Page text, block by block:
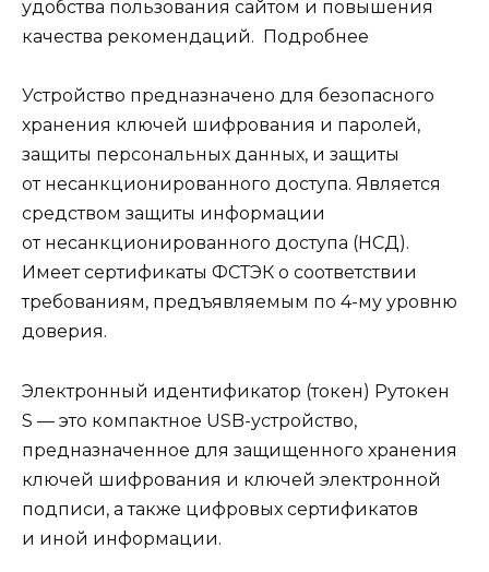
удобства пользования сайтом и повышения
качества рекомендаций. Подробнее
Устройство предназначено для безопасного
хранения ключей шифрования и паролей,
защиты персональных данных, и защиты
от несанкционированного доступа. Является
средством защиты информации
от несанкционированного доступа (НСД).
Имеет сертификаты ФСТЭК о соответствии
требованиям, предъявляемым по 4-му уровню
доверия.
Электронный идентификатор (токен) Рутокен
S — это компактное USB-устройство,
предназначенное для защищенного хранения
ключей шифрования и ключей электронной
подписи, а также цифровых сертификатов
и иной информации.